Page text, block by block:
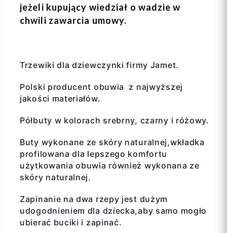
jeżeli kupujący wiedział o wadzie w
chwili zawarcia umowy.
Trzewiki dla dziewczynki firmy Jamet.
Polski producent obuwia z najwyższej
jakości materiałów.
Półbuty w kolorach srebrny, czarny i różowy.
Buty wykonane ze skóry naturalnej,wkładka
profilowana dla lepszego komfortu
użytkowania obuwia również wykonana ze
skóry naturalnej.
Zapinanie na dwa rzepy jest dużym
udogodnieniem dla dziecka,aby samo mogło
ubierać buciki i zapinać.